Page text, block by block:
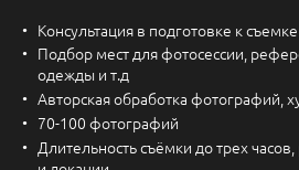
Консультация в подготовке к съемке
Подбор мест для фотосессии,
одежды и т.д
Авторская обработка фотографий,
70-100 фотографий
Длительность съёмки до трех